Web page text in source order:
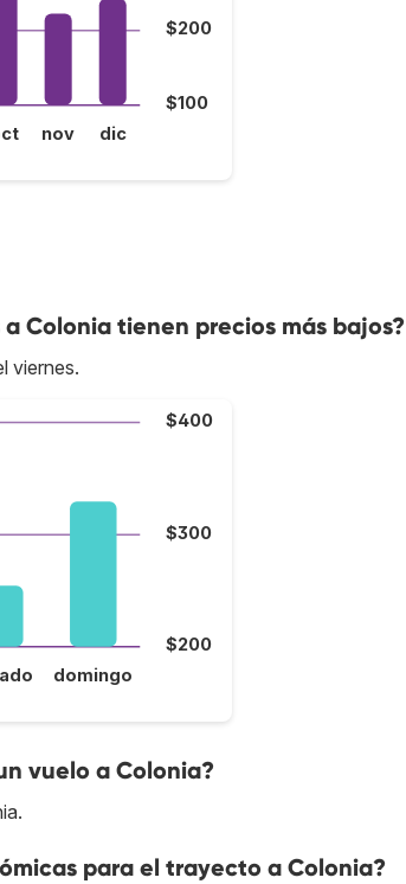
$100
$200
nov dic
Colonia tienen precios más bajos?
viernes.
$200
$300
$400
domingo
vuelo a Colonia?
para el trayecto a Colonia?